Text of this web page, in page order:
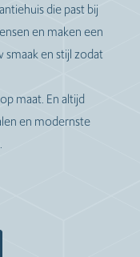
die past bij
en maken een
smaak en stijl zodat
maat. En altijd
en modernste